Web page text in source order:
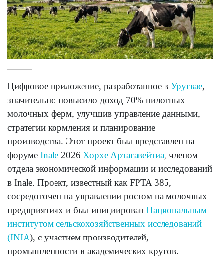
Цифровое приложение, разработанное в Уругвае,
значительно повысило доход 70% пилотных
молочных ферм, улучшив управление данными,
стратегии кормления и планирование
производства. Этот проект был представлен на
форуме Inale 2026 Хорхе Артагавейтиа, членом
отдела экономической информации и исследований
в Inale. Проект, известный как FPTA 385,
сосредоточен на управлении ростом на молочных
предприятиях и был инициирован Национальным
институтом сельскохозяйственных исследований
(INIA), с участием производителей,
промышленности и академических кругов.